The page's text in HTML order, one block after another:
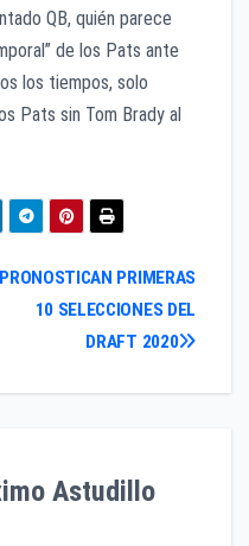
QB, quién parece
de los Pats ante
los tiempos, solo
Pats sin Tom Brady al
PRONOSTICAN PRIMERAS
10 SELECCIONES DEL
DRAFT 2020
Astudillo